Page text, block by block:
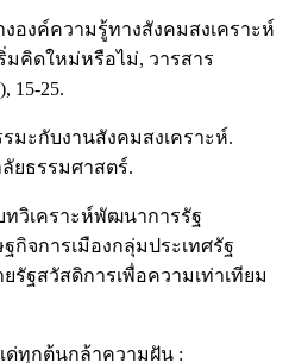
งองค์ความรู้ทางสังคมสงเคราะห์
มคิดใหม่หรือไม่, วารสาร
15-25.
มะกับงานสังคมสงเคราะห์.
ยธรรมศาสตร์.
ทวิเคราะห์พัฒนาการรัฐ
กิจการเมืองกลุ่มประเทศรัฐ
รัฐสวัสดิการเพื่อความเท่าเทียม
ด่ทุกต้นกล้าความฝัน :